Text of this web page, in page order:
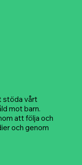
stöda vårt
mot barn.
att följa och
och genom